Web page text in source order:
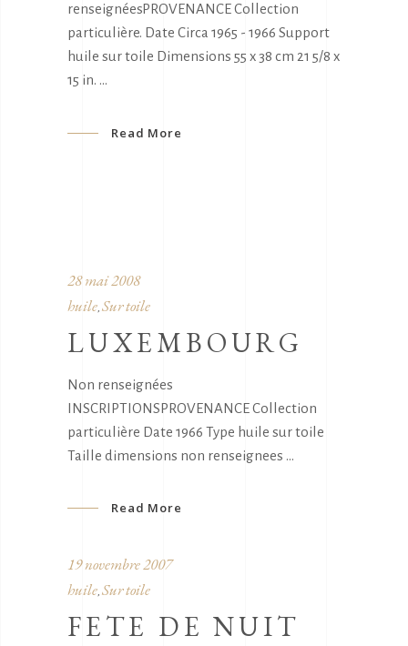
renseignéesPROVENANCE Collection
particulière. Date Circa 1965 - 1966 Support
huile sur toile Dimensions 55 x 38 cm 21 5/8 x
15 in.
Read More
28 mai 2008
huile Sur toile
LUXEMBOURG
Non renseignées
INSCRIPTIONSPROVENANCE Collection
particulière Date 1966 Type huile sur toile
Taille dimensions non renseignees
Read More
19 novembre 2007
huile, Sur toile
FETE DE NUIT